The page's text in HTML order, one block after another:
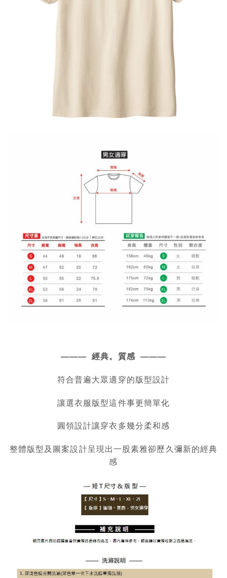
——— 經典。質感 ———
符合普遍大眾適穿的版型設計
讓選衣服版型這件事更簡單化
圓領設計讓穿衣多幾分柔和感
整體版型及圖案設計呈現出一股素雅卻歷久彌新的經典
感